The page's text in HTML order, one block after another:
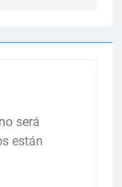
será
están